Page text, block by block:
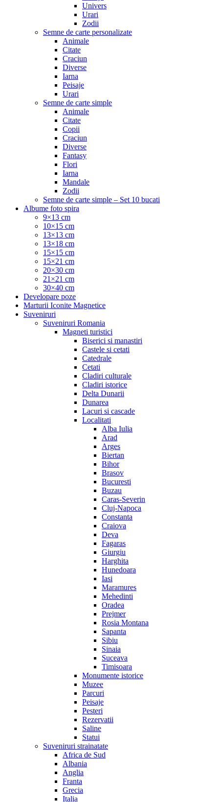
Univers
Urari
Zodii
Semne de carte personalizate
Animale
Citate
Craciun
Diverse
Iarna
Peisaje
Urari
Semne de carte simple
Animale
Citate
Copii
Craciun
Diverse
Fantasy
Flori
Iarna
Mandale
Zodii
Semne de carte simple – Set 10 bucati
Albume foto spira
9×13 cm
10×15 cm
13×13 cm
13×18 cm
15×15 cm
15×21 cm
20×30 cm
21×21 cm
30×40 cm
Developare poze
Marturii Iconite Magnetice
Suveniruri
Suveniruri Romania
Magneti turistici
Biserici si manastiri
Castele si cetati
Catedrale
Cetati
Cladiri culturale
Cladiri istorice
Delta Dunarii
Dunarea
Lacuri si cascade
Localitati
Alba Iulia
Arad
Arges
Biertan
Bihor
Brasov
Bucuresti
Buzau
Caras-Severin
Cluj-Napoca
Constanta
Craiova
Deva
Fagaras
Giurgiu
Harghita
Hunedoara
Iasi
Maramures
Mehedinti
Oradea
Prejmer
Rosia Montana
Sapanta
Sibiu
Sinaia
Suceava
Timisoara
Monumente istorice
Muzee
Parcuri
Peisaje
Pesteri
Rezervatii
Saline
Statui
Suveniruri strainatate
Africa de Sud
Albania
Anglia
Franta
Grecia
Italia